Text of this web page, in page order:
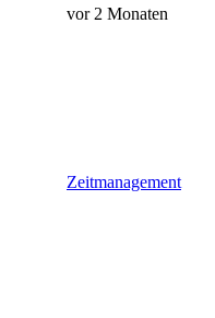
vor 2 Monaten
Zeitmanagement